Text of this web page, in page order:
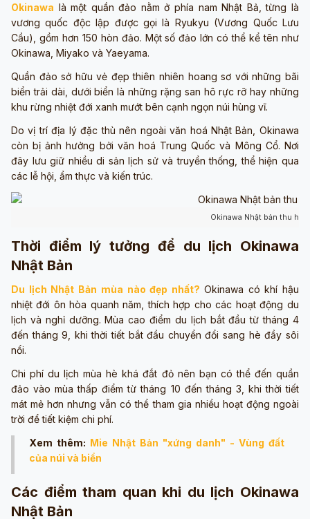
Okinawa là một quần đảo nằm ở phía nam Nhật Bả, từng là
vương quốc độc lập được gọi là Ryukyu (Vương Quốc Lưu
Cầu), gồm hơn 150 hòn đảo. Một số đảo lớn có thể kể tên như
Okinawa, Miyako và Yaeyama.
Quần đảo sở hữu vẻ đẹp thiên nhiên hoang sơ với những bãi
biển trải dài, dưới biển là những rặng san hô rực rỡ hay những
khu rừng nhiệt đới xanh mướt bên cạnh ngọn núi hùng vĩ.
Do vị trí địa lý đặc thù nên ngoài văn hoá Nhật Bản, Okinawa
còn bị ảnh hưởng bởi văn hoá Trung Quốc và Mông Cổ. Nơi
đây lưu giữ nhiều di sản lịch sử và truyền thống, thể hiện qua
các lễ hội, ẩm thực và kiến trúc.
Okinawa Nhật bản thu hút
Thời điểm lý tưởng để du lịch Okinawa
Nhật Bản
Du lịch Nhật Bản mùa nào đẹp nhất? Okinawa có khí hậu
nhiệt đới ôn hòa quanh năm, thích hợp cho các hoạt động du
lịch và nghỉ dưỡng. Mùa cao điểm du lịch bắt đầu từ tháng 4
đến tháng 9, khi thời tiết bắt đầu chuyển đổi sang hè đầy sôi
nổi.
Chi phí du lịch mùa hè khá đắt đỏ nên bạn có thể đến quần
đảo vào mùa thấp điểm từ tháng 10 đến tháng 3, khi thời tiết
mát mẻ hơn nhưng vẫn có thể tham gia nhiều hoạt động ngoài
trời để tiết kiệm chi phí.
Xem thêm: Mie Nhật Bản "xứng danh" - Vùng đất
của núi và biển
Các điểm tham quan khi du lịch Okinawa
Nhật Bản